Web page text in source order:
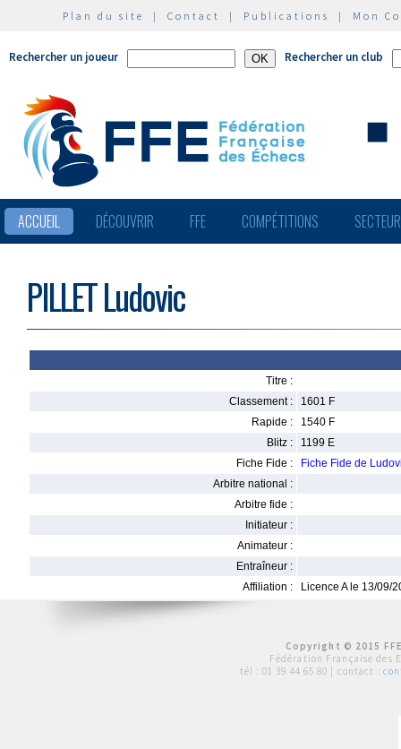
Plan du site | Contact | Publications | Mon
Rechercher un joueur Rechercher un club
ACCUEIL DÉCOUVRIR FFE COMPÉTITIONS
PILLET Ludovic
Titre :
Classement :
1601 F
Rapide :
1540 F
Blitz :
1199 E
Fiche Fide :
Fiche Fide de
Arbitre national :
Arbitre fide :
Initiateur :
Animateur :
Entraîneur :
Affiliation :
Licence A le 13/09/
Copyright © 2015
Fédération Française des
tél : 01 39 44 65 80 | contact :